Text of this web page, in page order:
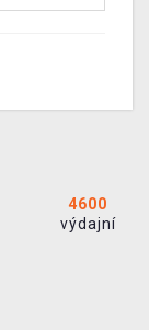
4600
výdajní